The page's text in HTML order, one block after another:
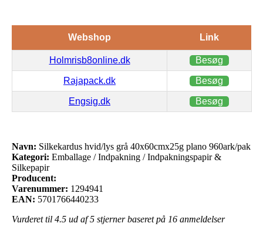
Webshop Link
Holmrisb8online.dk Besøg
Rajapack.dk Besøg
Engsig.dk Besøg
Navn: Silkekardus hvid/lys grå 40x60cmx25g plano 960ark/pak
Kategori: Emballage / Indpakning / Indpakningspapir &
Silkepapir
Producent:
Varenummer: 1294941
EAN: 5701766440233
Vurderet til 4.5 ud af 5 stjerner baseret på 16 anmeldelser